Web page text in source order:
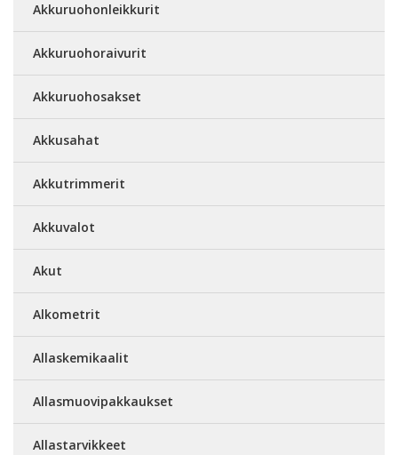
Akkuruohonleikkurit
Akkuruohoraivurit
Akkuruohosakset
Akkusahat
Akkutrimmerit
Akkuvalot
Akut
Alkometrit
Allaskemikaalit
Allasmuovipakkaukset
Allastarvikkeet